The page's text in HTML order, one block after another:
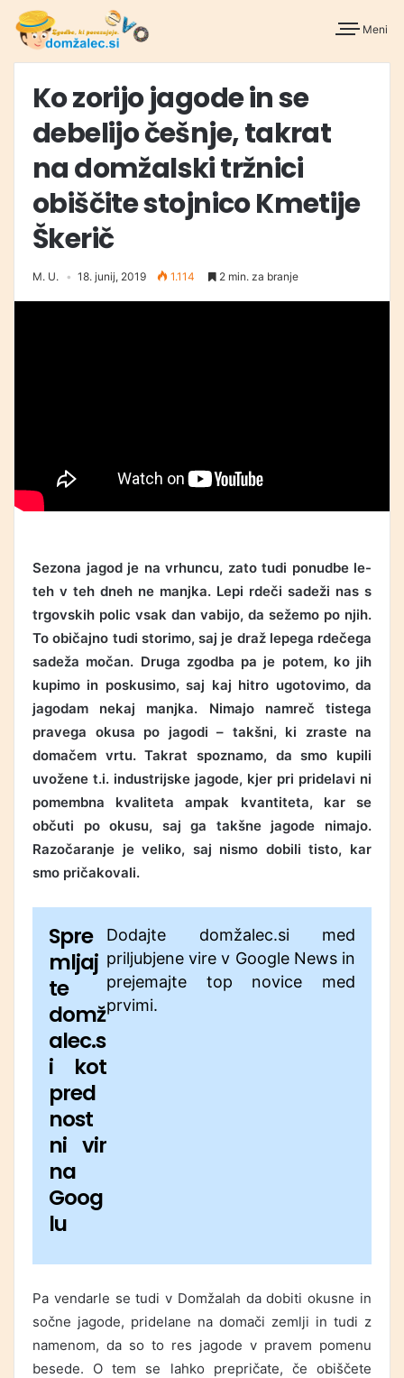
Meni
Ko zorijo jagode in se
debelijo češnje, takrat
na domžalski tržnici
obiščite stojnico Kmetije
Škerič
M. U. 18. junij, 2019 1.114 2 min. za branje
Sezona jagod je na vrhuncu, zato tudi ponudbe le-
teh v teh dneh ne manjka. Lepi rdeči sadeži nas s
trgovskih polic vsak dan vabijo, da sežemo po njih.
To običajno tudi storimo, saj je draž lepega rdečega
sadeža močan. Druga zgodba pa je potem, ko jih
kupimo in poskusimo, saj kaj hitro ugotovimo, da
jagodam nekaj manjka. Nimajo namreč tistega
pravega okusa po jagodi – takšni, ki zraste na
domačem vrtu. Takrat spoznamo, da smo kupili
uvožene t.i. industrijske jagode, kjer pri pridelavi ni
pomembna kvaliteta ampak kvantiteta, kar se
občuti po okusu, saj ga takšne jagode nimajo.
Razočaranje je veliko, saj nismo dobili tisto, kar
smo pričakovali.
Spre
mljaj
te
domž
alec.s
i kot
pred
nost
ni vir
na
Goog
lu
Dodajte domžalec.si med
priljubjene vire v Google News in
prejemajte top novice med
prvimi.
Pa vendarle se tudi v Domžalah da dobiti okusne in
sočne jagode, pridelane na domači zemlji in tudi z
namenom, da so to res jagode v pravem pomenu
besede. O tem se lahko prepričate, če obiščete